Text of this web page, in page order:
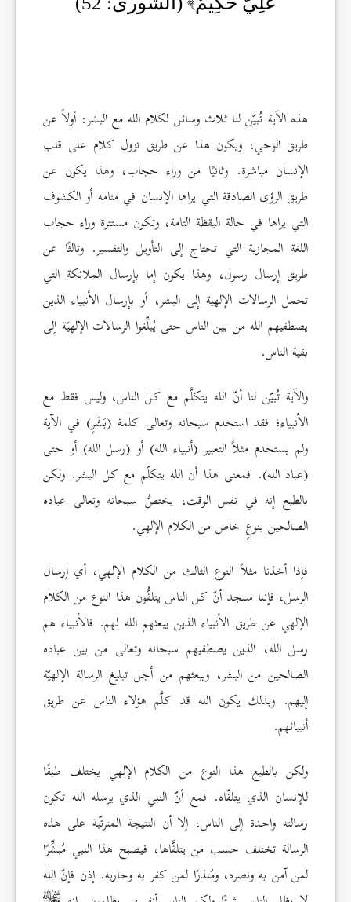
هذه الآية تُبيّن لنا ثلاث وسائل لكلام الله مع البشر: أولاً عن
طريق الوحي، ويكون هذا عن طريق نزول كلام على قلب
الإنسان مباشرة. وثانيًا من وراء حجاب، وهذا يكون عن
طريق الرؤى الصادقة التي يراها الإنسان في منامه أو الكشوف
التي يراها في حالة اليقظة التامة، وتكون مستترة وراء حجاب
اللغة المجازية التي تحتاج إلى التأويل والتفسير. وثالثًا عن
طريق إرسال رسول، وهذا يكون إما بإرسال الملائكة التي
تحمل الرسالات الإلهية إلى البشر، أو بإرسال الأنبياء الذين
يصطفيهم الله من بين الناس حتى يُبلِّغوا الرسالات الإلهيّة إلى
بقية الناس.
والآية تُبيّن لنا أنّ الله يتكلَّم مع كل الناس، وليس فقط مع
الأنبياء؛ فقد استخدم سبحانه وتعالى كلمة (بَشَرٍ) في الآية
ولم يستخدم مثلاً التعبير (أنبياء الله) أو (رسل الله) أو حتى
(عباد الله). فمعنى هذا أن الله يتكلّم مع كل البشر. ولكن
بالطبع إنه في نفس الوقت، يختصُّ سبحانه وتعالى عباده
الصالحين بنوعٍ خاص من الكلام الإلهي.
فإذا أخذنا مثلاً النوع الثالث من الكلام الإلهي، أي إرسال
الرسل، فإننا سنجد أنّ كل الناس يتلقُّون هذا النوع من الكلام
الإلهي عن طريق الأنبياء الذين يبعثهم الله لهم. فالأنبياء هم
رسل الله، الذين يصطفيهم سبحانه وتعالى من بين عباده
الصالحين من البشر، ويبعثهم من أجل تبليغ الرسالة الإلهيّة
إليهم. وبذلك يكون الله قد كلَّم هؤلاء الناس عن طريق
أنبيائهم.
ولكن بالطبع هذا النوع من الكلام الإلهي يختلف طبقًا
للإنسان الذي يتلقّاه. فمع أنّ النبي الذي يرسله الله تكون
رسالته واحدة إلى الناس، إلا أن النتيجة المترتّبة على هذه
الرسالة تختلف حسب من يتلقَّاها، فيصبح هذا النبي مُبشِّرًا
لمن آمن به ونصره، ومُنذرًا لمن كفر به وحاربه. إذن فإنّ الله